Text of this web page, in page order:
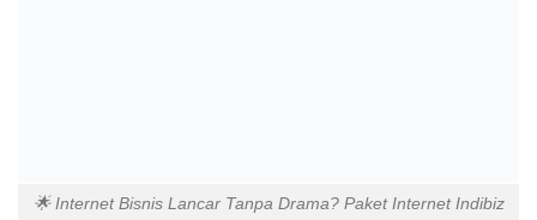
🌟 Internet Bisnis Lancar Tanpa Drama? Paket Internet Indibiz